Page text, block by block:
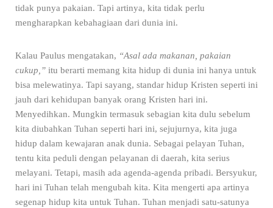
tidak punya pakaian. Tapi artinya, kita tidak perlu
mengharapkan kebahagiaan dari dunia ini.
Kalau Paulus mengatakan, “Asal ada makanan, pakaian
cukup,” itu berarti memang kita hidup di dunia ini hanya untuk
bisa melewatinya. Tapi sayang, standar hidup Kristen seperti ini
jauh dari kehidupan banyak orang Kristen hari ini.
Menyedihkan. Mungkin termasuk sebagian kita dulu sebelum
kita diubahkan Tuhan seperti hari ini, sejujurnya, kita juga
hidup dalam kewajaran anak dunia. Sebagai pelayan Tuhan,
tentu kita peduli dengan pelayanan di daerah, kita serius
melayani. Tetapi, masih ada agenda-agenda pribadi. Bersyukur,
hari ini Tuhan telah mengubah kita. Kita mengerti apa artinya
segenap hidup kita untuk Tuhan. Tuhan menjadi satu-satunya